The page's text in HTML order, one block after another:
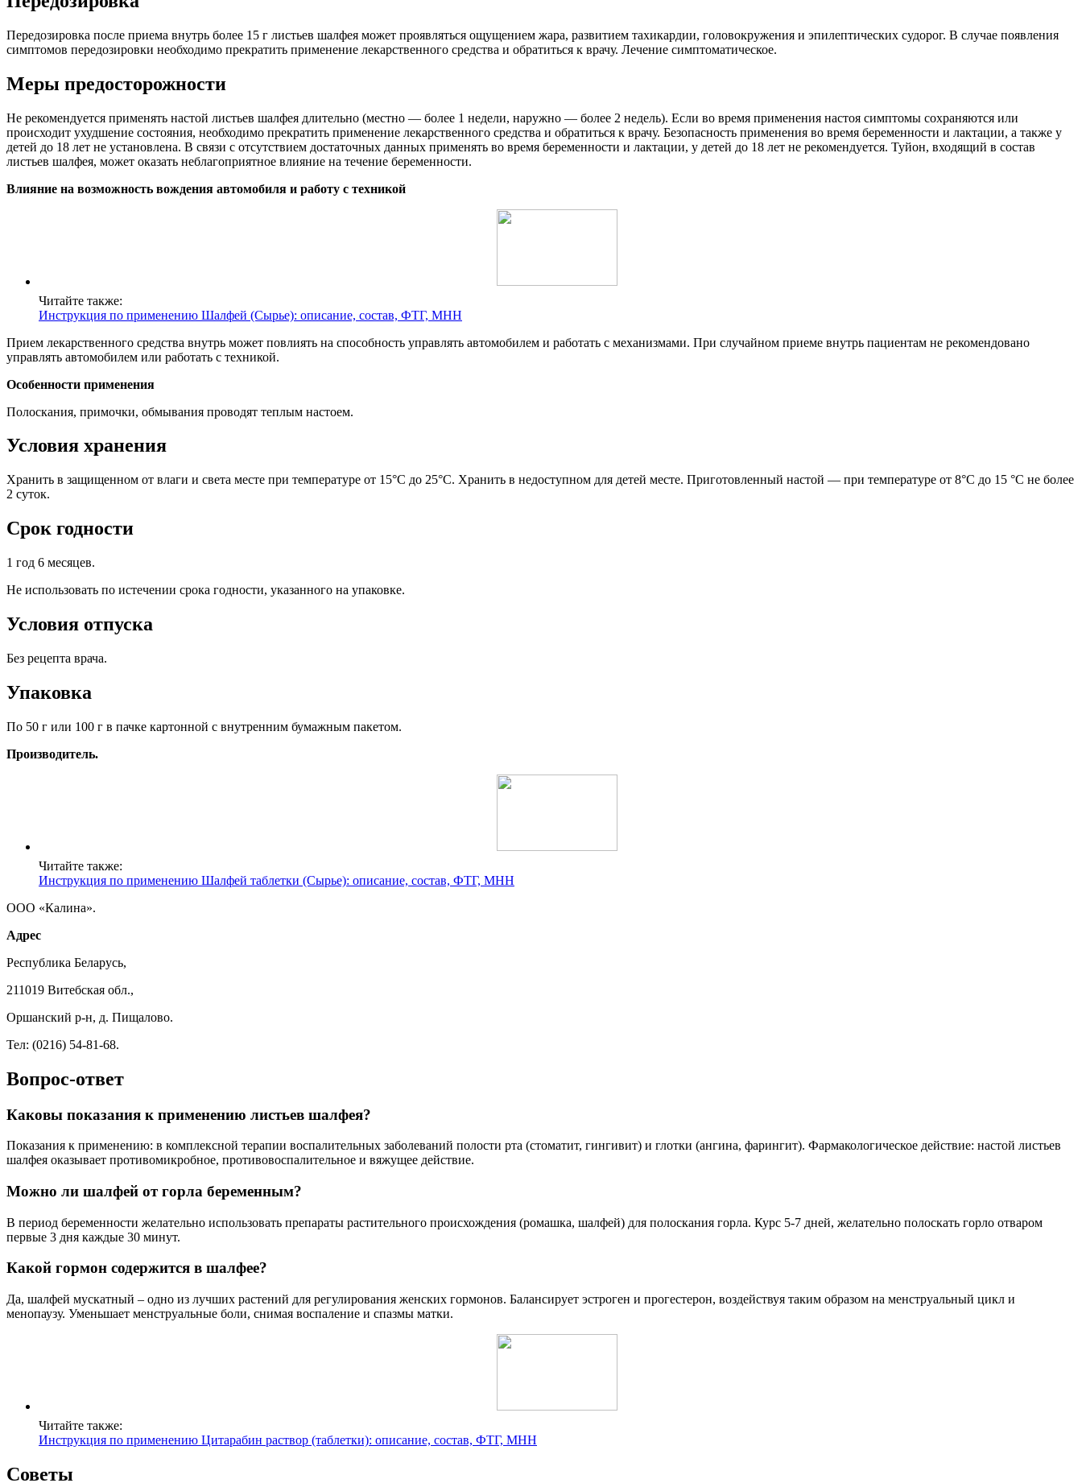
Передозировка после приема внутрь более 15 г листьев шалфея может проявляться ощущением жара, развитием тахикардии, головокружения и эпилептических судорог. В случае появления
симптомов передозировки необходимо прекратить применение лекарственного средства и обратиться к врачу. Лечение симптоматическое.
Меры предосторожности
Не рекомендуется применять настой листьев шалфея длительно (местно — более 1 недели, наружно — более 2 недель). Если во время применения настоя симптомы сохраняются или
происходит ухудшение состояния, необходимо прекратить применение лекарственного средства и обратиться к врачу. Безопасность применения во время беременности и лактации, а также у
детей до 18 лет не установлена. В связи с отсутствием достаточных данных применять во время беременности и лактации, у детей до 18 лет не рекомендуется. Туйон, входящий в состав
листьев шалфея, может оказать неблагоприятное влияние на течение беременности.
Влияние на возможность вождения автомобиля и работу с техникой
Читайте также:
Инструкция по применению Шалфей (Сырье): описание, состав, ФТГ, МНН
Прием лекарственного средства внутрь может повлиять на способность управлять автомобилем и работать с механизмами. При случайном приеме внутрь пациентам не рекомендовано
управлять автомобилем или работать с техникой.
Особенности применения
Полоскания, примочки, обмывания проводят теплым настоем.
Условия хранения
Хранить в защищенном от влаги и света месте при температуре от 15°С до 25°С. Хранить в недоступном для детей месте. Приготовленный настой — при температуре от 8°С до 15 °C не более
2 суток.
Срок годности
1 год 6 месяцев.
Не использовать по истечении срока годности, указанного на упаковке.
Условия отпуска
Без рецепта врача.
Упаковка
По 50 г или 100 г в пачке картонной с внутренним бумажным пакетом.
Производитель.
Читайте также:
Инструкция по применению Шалфей таблетки (Сырье): описание, состав, ФТГ, МНН
ООО «Калина».
Адрес
Республика Беларусь,
211019 Витебская обл.,
Оршанский р-н, д. Пищалово.
Тел: (0216) 54-81-68.
Вопрос-ответ
Каковы показания к применению листьев шалфея?
Показания к применению: в комплексной терапии воспалительных заболеваний полости рта (стоматит, гингивит) и глотки (ангина, фарингит). Фармакологическое действие: настой листьев
шалфея оказывает противомикробное, противовоспалительное и вяжущее действие.
Можно ли шалфей от горла беременным?
В период беременности желательно использовать препараты растительного происхождения (ромашка, шалфей) для полоскания горла. Курс 5-7 дней, желательно полоскать горло отваром
первые 3 дня каждые 30 минут.
Какой гормон содержится в шалфее?
Да, шалфей мускатный – одно из лучших растений для регулирования женских гормонов. Балансирует эстроген и прогестерон, воздействуя таким образом на менструальный цикл и
менопаузу. Уменьшает менструальные боли, снимая воспаление и спазмы матки.
Читайте также:
Инструкция по применению Цитарабин раствор (таблетки): описание, состав, ФТГ, МНН
Советы